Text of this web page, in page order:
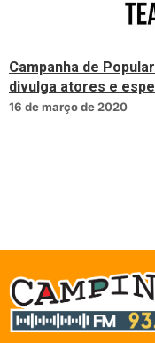
Campanha de
divulga atores e
16 de março de 2020